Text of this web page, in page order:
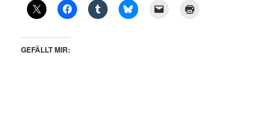
GEFÄLLT MIR: